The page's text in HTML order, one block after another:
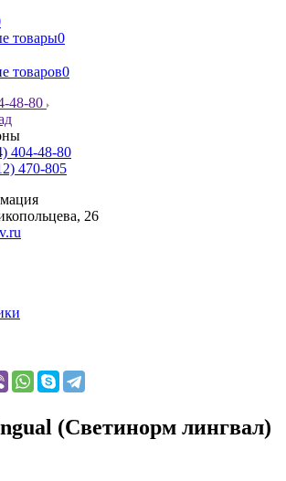
товары0
товаров0
48-80
404-48-80
470-805
26
(Светинорм лингвал)